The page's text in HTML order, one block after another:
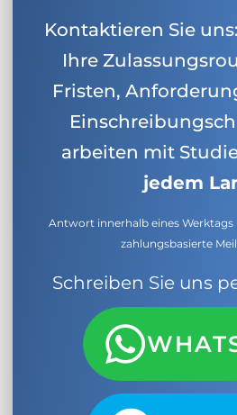
Kontaktieren Sie
Ihre
Fristen,
arbeiten mit
jedem
Antwort innerhalb eines Werktags
zahlungsbasierte
Schreiben Sie uns